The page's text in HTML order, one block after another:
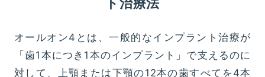
オールオン4とは、一般的なインプラント治療が
「歯1本につき1本のインプラント」で支えるのに
対して、上顎または下顎の12本の歯すべてを4本